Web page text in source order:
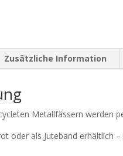
Zusätzliche Information
Metallfässern werden
oder als Juteband erhältlich